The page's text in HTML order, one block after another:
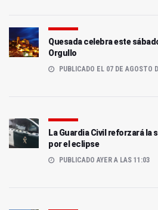
Quesada celebra este
Orgullo
PUBLICADO EL 07 DE AGOSTO
La Guardia Civil reforzará la
por el eclipse
PUBLICADO AYER A LAS 11:03